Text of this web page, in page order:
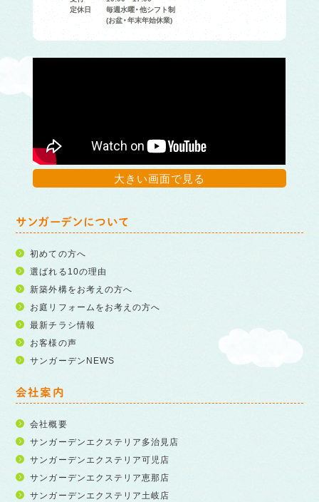
定休日
毎週水曜・他シフト制
(お盆・年末年始休業)
大きい画面で見る
サンガーデンについて
初めての方へ
選ばれる10の理由
新築外構をお考えの方へ
お庭リフォームをお考えの方へ
最新チラシ情報
お客様の声
サンガーデンNEWS
会社案内
会社概要
サンガーデンエクステリア多治見店
サンガーデンエクステリア可児店
サンガーデンエクステリア恵那店
サンガーデンエクステリア土岐店